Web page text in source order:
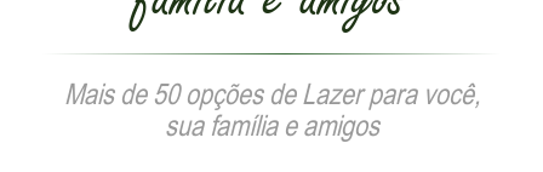
Lazer para você, sua
família e amigos